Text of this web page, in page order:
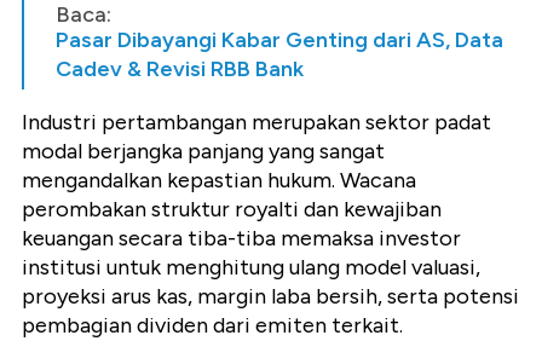
Baca:
Pasar Dibayangi Kabar Genting dari AS, Data
Cadev & Revisi RBB Bank
Industri pertambangan merupakan sektor padat
modal berjangka panjang yang sangat
mengandalkan kepastian hukum. Wacana
perombakan struktur royalti dan kewajiban
keuangan secara tiba-tiba memaksa investor
institusi untuk menghitung ulang model valuasi,
proyeksi arus kas, margin laba bersih, serta potensi
pembagian dividen dari emiten terkait.